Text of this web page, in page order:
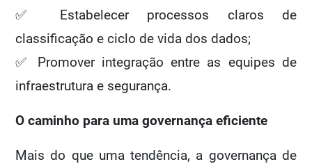
✅ Estabelecer processos claros de
classificação e ciclo de vida dos dados;
✅ Promover integração entre as equipes de
infraestrutura e segurança.
O caminho para uma governança eficiente
Mais do que uma tendência, a governança de